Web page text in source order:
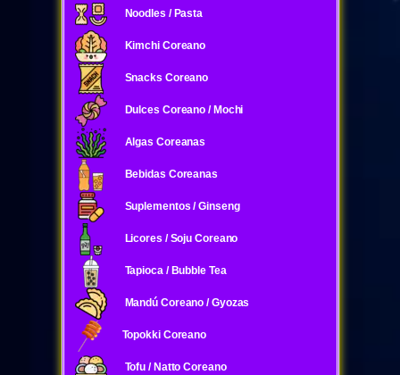
Noodles / Pasta
Kimchi Coreano
Snacks Coreano
Dulces Coreano / Mochi
Algas Coreanas
Bebidas Coreanas
Suplementos / Ginseng
Licores / Soju Coreano
Tapioca / Bubble Tea
Mandú Coreano / Gyozas
Topokki Coreano
Tofu / Natto Coreano